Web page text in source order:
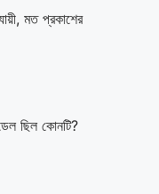
মত প্রকাশের
ছিল কোনটি?